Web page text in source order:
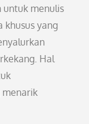
untuk menulis
khusus yang
Hal
menarik